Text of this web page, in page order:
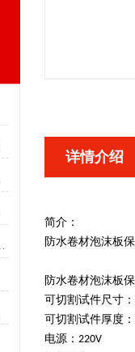
详情介绍
简介：
防水卷材泡沫板
防水卷材泡沫板
可切割试件尺寸
可切割试件厚度
电源：220V